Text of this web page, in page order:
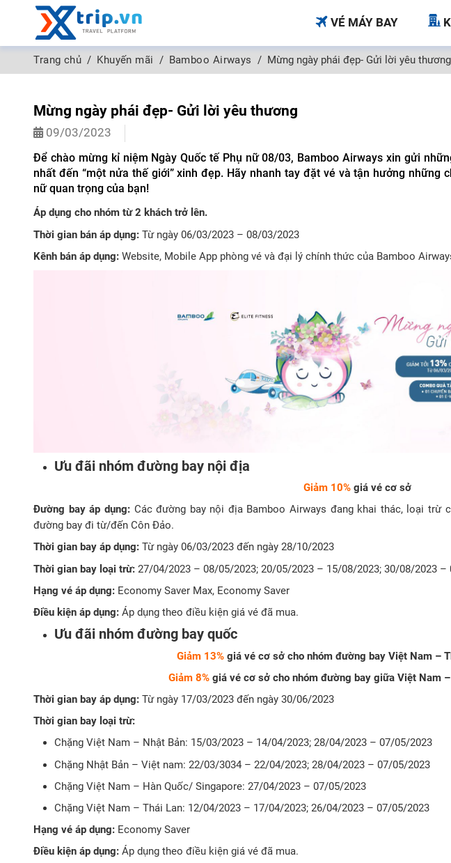
VÉ MÁY BAY
Trang chủ Khuyến mãi Bamboo Airways Mừng ngày phái đẹp- Gửi lời yêu thương
Mừng ngày phái đẹp- Gửi lời yêu thương
09/03/2023
Để chào mừng kỉ niệm Ngày Quốc tế Phụ nữ 08/03, Bamboo Airways xin gửi
nhất đến “một nửa thế giới” xinh đẹp. Hãy nhanh tay đặt vé và tận hưởng những
nữ quan trọng của bạn!
Áp dụng cho nhóm từ 2 khách trở lên.
Thời gian bán áp dụng: Từ ngày 06/03/2023 – 08/03/2023
Kênh bán áp dụng: Website, Mobile App phòng vé và đại lý chính thức của Bamboo
Ưu đãi nhóm đường bay nội địa
Giảm 10% giá vé cơ sở
Đường bay áp dụng: Các đường bay nội địa Bamboo Airways đang khai thác, loại trừ
đường bay đi từ/đến Côn Đảo.
Thời gian bay áp dụng: Từ ngày 06/03/2023 đến ngày 28/10/2023
Thời gian bay loại trừ: 27/04/2023 – 08/05/2023; 20/05/2023 – 15/08/2023; 30/08/2023 –
Hạng vé áp dụng: Economy Saver Max, Economy Saver
Điều kiện áp dụng: Áp dụng theo điều kiện giá vé đã mua.
Ưu đãi nhóm đường bay quốc
Giảm 13% giá vé cơ sở cho nhóm đường bay Việt Nam –
Giảm 8% giá vé cơ sở cho nhóm đường bay giữa Việt Nam
Thời gian bay áp dụng: Từ ngày 17/03/2023 đến ngày 30/06/2023
Thời gian bay loại trừ:
Chặng Việt Nam – Nhật Bản: 15/03/2023 – 14/04/2023; 28/04/2023 – 07/05/2023
Chặng Nhật Bản – Việt nam: 22/03/3034 – 22/04/2023; 28/04/2023 – 07/05/2023
Chặng Việt Nam – Hàn Quốc/ Singapore: 27/04/2023 – 07/05/2023
Chặng Việt Nam – Thái Lan: 12/04/2023 – 17/04/2023; 26/04/2023 – 07/05/2023
Hạng vé áp dụng: Economy Saver
Điều kiện áp dụng: Áp dụng theo điều kiện giá vé đã mua.